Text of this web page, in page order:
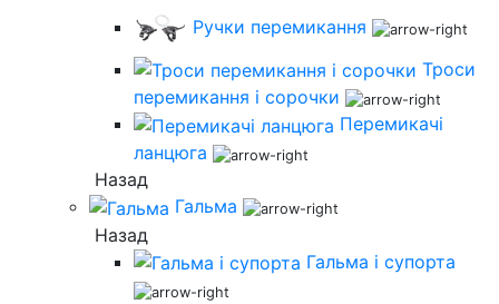
Ручки перемикання
Троси
перемикання і сорочки
Перемикачі
ланцюга
Назад
Гальма
Назад
Гальма і супорта